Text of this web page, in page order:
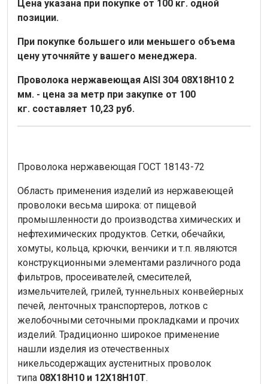
Цена указана при покупке от 100 кг. одной
позиции.
При покупке большего или меньшего объема
цену уточняйте у вашего менеджера.
Проволока нержавеющая AISI 304 08Х18Н10 2
мм. - цена за метр при закупке от 100
кг. составляет 10,23 руб.
Проволока нержавеющая ГОСТ 18143-72
Область применения изделий из нержавеющей
проволоки весьма широка: от пищевой
промышленности до производства химических и
нефтехимических продуктов. Сетки, обечайки,
хомуты, кольца, крючки, венчики и т.п. являются
конструкционными элементами различного рода
фильтров, просеивателей, смесителей,
измельчителей, грилей, туннельных конвейерных
печей, ленточных транспортеров, лотков с
желобочными сеточными прокладками и прочих
изделий. Традиционно широкое применение
нашли изделия из отечественных
никельсодержащих аустенитных проволок
типа 08Х18Н10 и 12Х18Н10Т.